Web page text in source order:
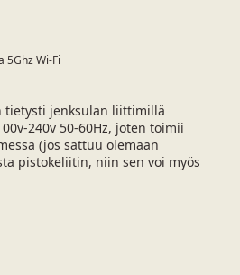
5Ghz Wi-Fi
tietysti jenksulan liittimillä
240v 50-60Hz, joten toimii
(jos sattuu olemaan
pistokeliitin, niin sen voi myös